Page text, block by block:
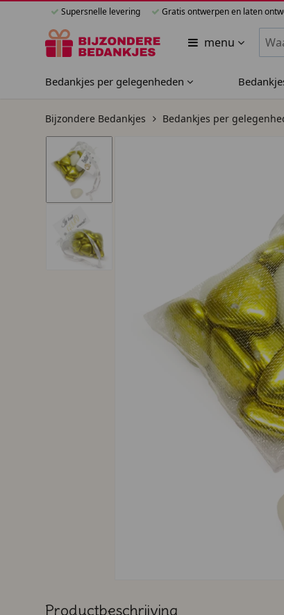
Supersnelle levering Gratis ontwerpen en laten
menu
Bedankjes per gelegenheden
Bijzondere Bedankjes Bedankjes per
Productbeschrijving